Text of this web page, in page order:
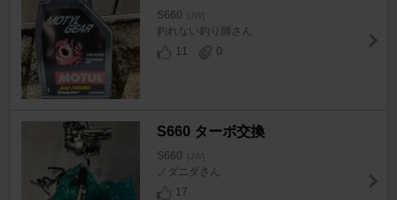
S660 [JW]
釣れない釣り師さん
11
0
S660 ターボ交換
S660 [JW]
ノダニダさん
17